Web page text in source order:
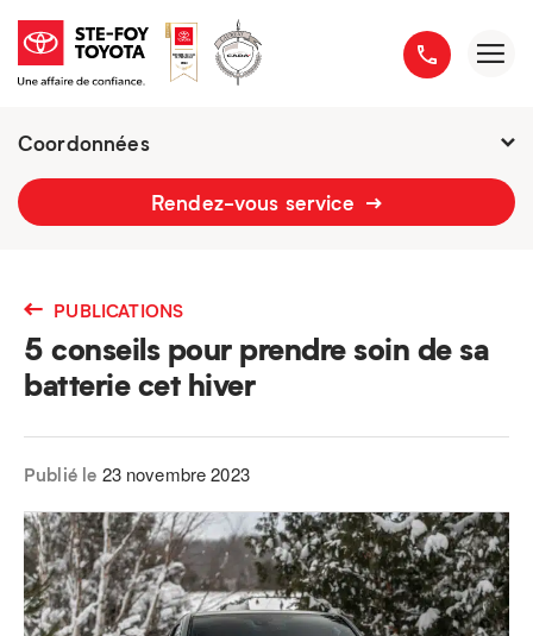
Coordonnées
2777 boulevard du Versant-Nord
Rendez-vous service
PUBLICATIONS
5 conseils pour prendre soin de sa
batterie cet hiver
Publié le 23 novembre 2023